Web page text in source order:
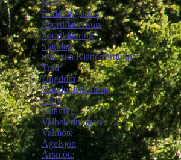
Resa
Räddningskurs
Sportklätterkurs
Sportklättring
Städdag
Svenska Klätterförbundet
Trad
Ungdom
Ungdomsklättring
Utby
Utlåning
Valberedningen
Valmöte
Ågelsjön
Årsmöte